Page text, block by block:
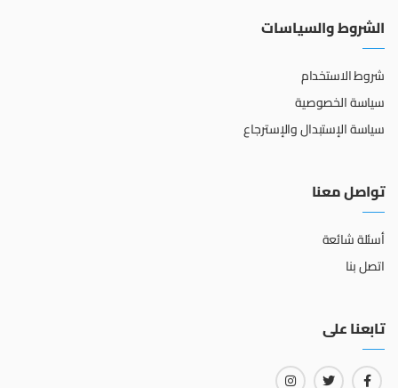
الشروط والسياسات
شروط الاستخدام
سياسة الخصوصية
سياسة الإستبدال والإسترجاع
تواصل معنا
أسئلة شائعة
اتصل بنا
تابعنا على